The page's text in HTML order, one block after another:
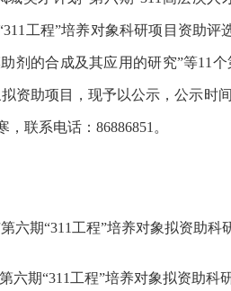
工程”培养对象科研项目资助
剂的合成及其应用的研究”等11
资助项目，现予以公示，公示时
联系电话：86886851。
六期“311工程”培养对象拟资助
六期“311工程”培养对象拟资助科